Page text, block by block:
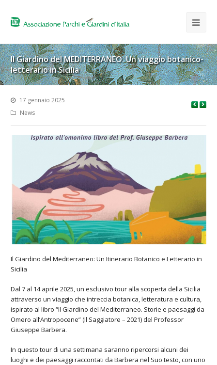
Il Giardino del MEDITERRANEO. Un viaggio botanico-
letterario in Sicilia
17 gennaio 2025
News
Il Giardino del Mediterraneo: Un Itinerario Botanico e Letterario in
Sicilia
Dal 7 al 14 aprile 2025, un esclusivo tour alla scoperta della Sicilia
attraverso un viaggio che intreccia botanica, letteratura e cultura,
ispirato al libro “Il Giardino del Mediterraneo. Storie e paesaggi da
Omero all’Antropocene” (Il Saggiatore – 2021) delProfessor
Giuseppe Barbera.
In questo tour di una settimana saranno ripercorsi alcuni dei
luoghi e dei paesaggi raccontati da Barbera nel Suo testo, con uno